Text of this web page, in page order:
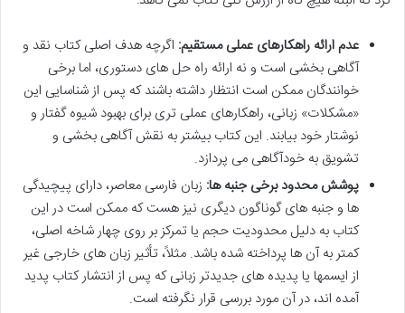
عدم ارائه راهکارهای عملی مستقیم: اگرچه هدف اصلی کتاب نقد و
آگاهی بخشی است و نه ارائه راه حل های دستوری، اما برخی
خوانندگان ممکن است انتظار داشته باشند که پس از شناسایی این
«مشکلات» زبانی، راهکارهای عملی تری برای بهبود شیوه گفتار و
نوشتار خود بیابند. این کتاب بیشتر به نقش آگاهی بخشی و
تشویق به خودآگاهی می پردازد.
پوشش محدود برخی جنبه ها: زبان فارسی معاصر، دارای پیچیدگی
ها و جنبه های گوناگون دیگری نیز هست که ممکن است در این
کتاب به دلیل محدودیت حجم یا تمرکز بر روی چهار شاخه اصلی،
کمتر به آن ها پرداخته شده باشد. مثلاً، تأثیر زبان های خارجی غیر
از ایسمها یا پدیده های جدیدتر زبانی که پس از انتشار کتاب پدید
آمده اند، در آن مورد بررسی قرار نگرفته است.